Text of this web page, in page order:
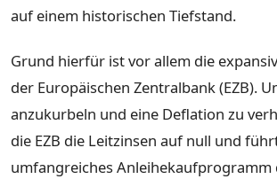
auf einem historischen Tiefstand.
Grund hierfür ist vor allem die
der Europäischen Zentralbank (EZB).
anzukurbeln und eine Deflation zu
die EZB die Leitzinsen auf null und
umfangreiches Anleihekaufprogramm